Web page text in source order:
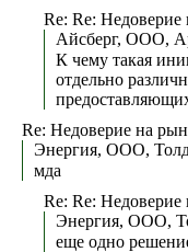
Re: Re:
Айсберг, ООО,
К чему такая
отдельно
Re: Недоверие на
Энергия, ООО,
мда
Re: Re:
Энергия, ООО,
еще одно